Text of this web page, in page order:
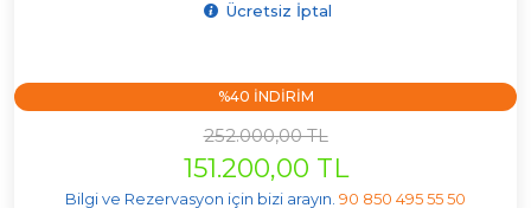
Ücretsiz İptal
%40 INDIRIM
252.000,00 TL
151.200,00 TL
Bilgi ve Rezervasyon için bizi arayın. 90 850 495 55 50